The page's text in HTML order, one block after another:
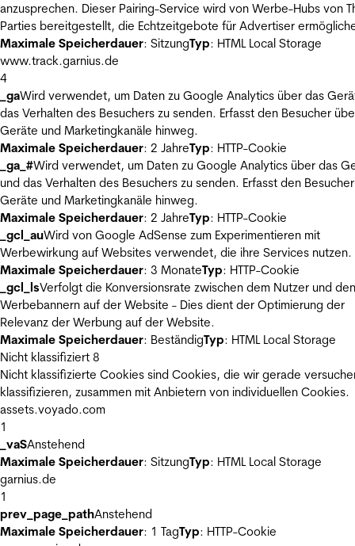
anzusprechen. Dieser Pairing-Service wird von Werbe-Hubs von
Parties bereitgestellt, die Echtzeitgebote für Advertiser
Maximale Speicherdauer: SitzungTyp: HTML Local Storage
www.track.garnius.de
4
_gaWird verwendet, um Daten zu Google Analytics über das
das Verhalten des Besuchers zu senden. Erfasst den Besucher
Geräte und Marketingkanäle hinweg.
Maximale Speicherdauer: 2 JahreTyp: HTTP-Cookie
_ga_#Wird verwendet, um Daten zu Google Analytics über das
und das Verhalten des Besuchers zu senden. Erfasst den
Geräte und Marketingkanäle hinweg.
Maximale Speicherdauer: 2 JahreTyp: HTTP-Cookie
_gcl_auWird von Google AdSense zum Experimentieren mit
Werbewirkung auf Websites verwendet, die ihre Services nutzen.
Maximale Speicherdauer: 3 MonateTyp: HTTP-Cookie
_gcl_lsVerfolgt die Konversionsrate zwischen dem Nutzer und den
Werbebannern auf der Website - Dies dient der Optimierung der
Relevanz der Werbung auf der Website.
Maximale Speicherdauer: BeständigTyp: HTML Local Storage
Nicht klassifiziert 8
Nicht klassifizierte Cookies sind Cookies, die wir gerade
klassifizieren, zusammen mit Anbietern von individuellen Cookies.
assets.voyado.com
1
_vaSAnstehend
Maximale Speicherdauer: SitzungTyp: HTML Local Storage
garnius.de
1
prev_page_pathAnstehend
Maximale Speicherdauer: 1 TagTyp: HTTP-Cookie